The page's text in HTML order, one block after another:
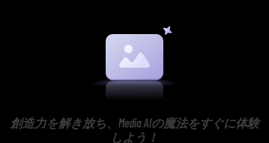
創造力を解き放ち、Media AIの魔法をすぐに体験
しよう！